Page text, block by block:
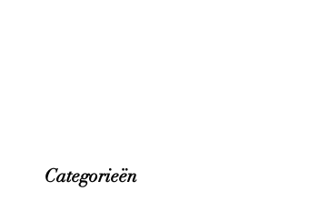
Categorieën